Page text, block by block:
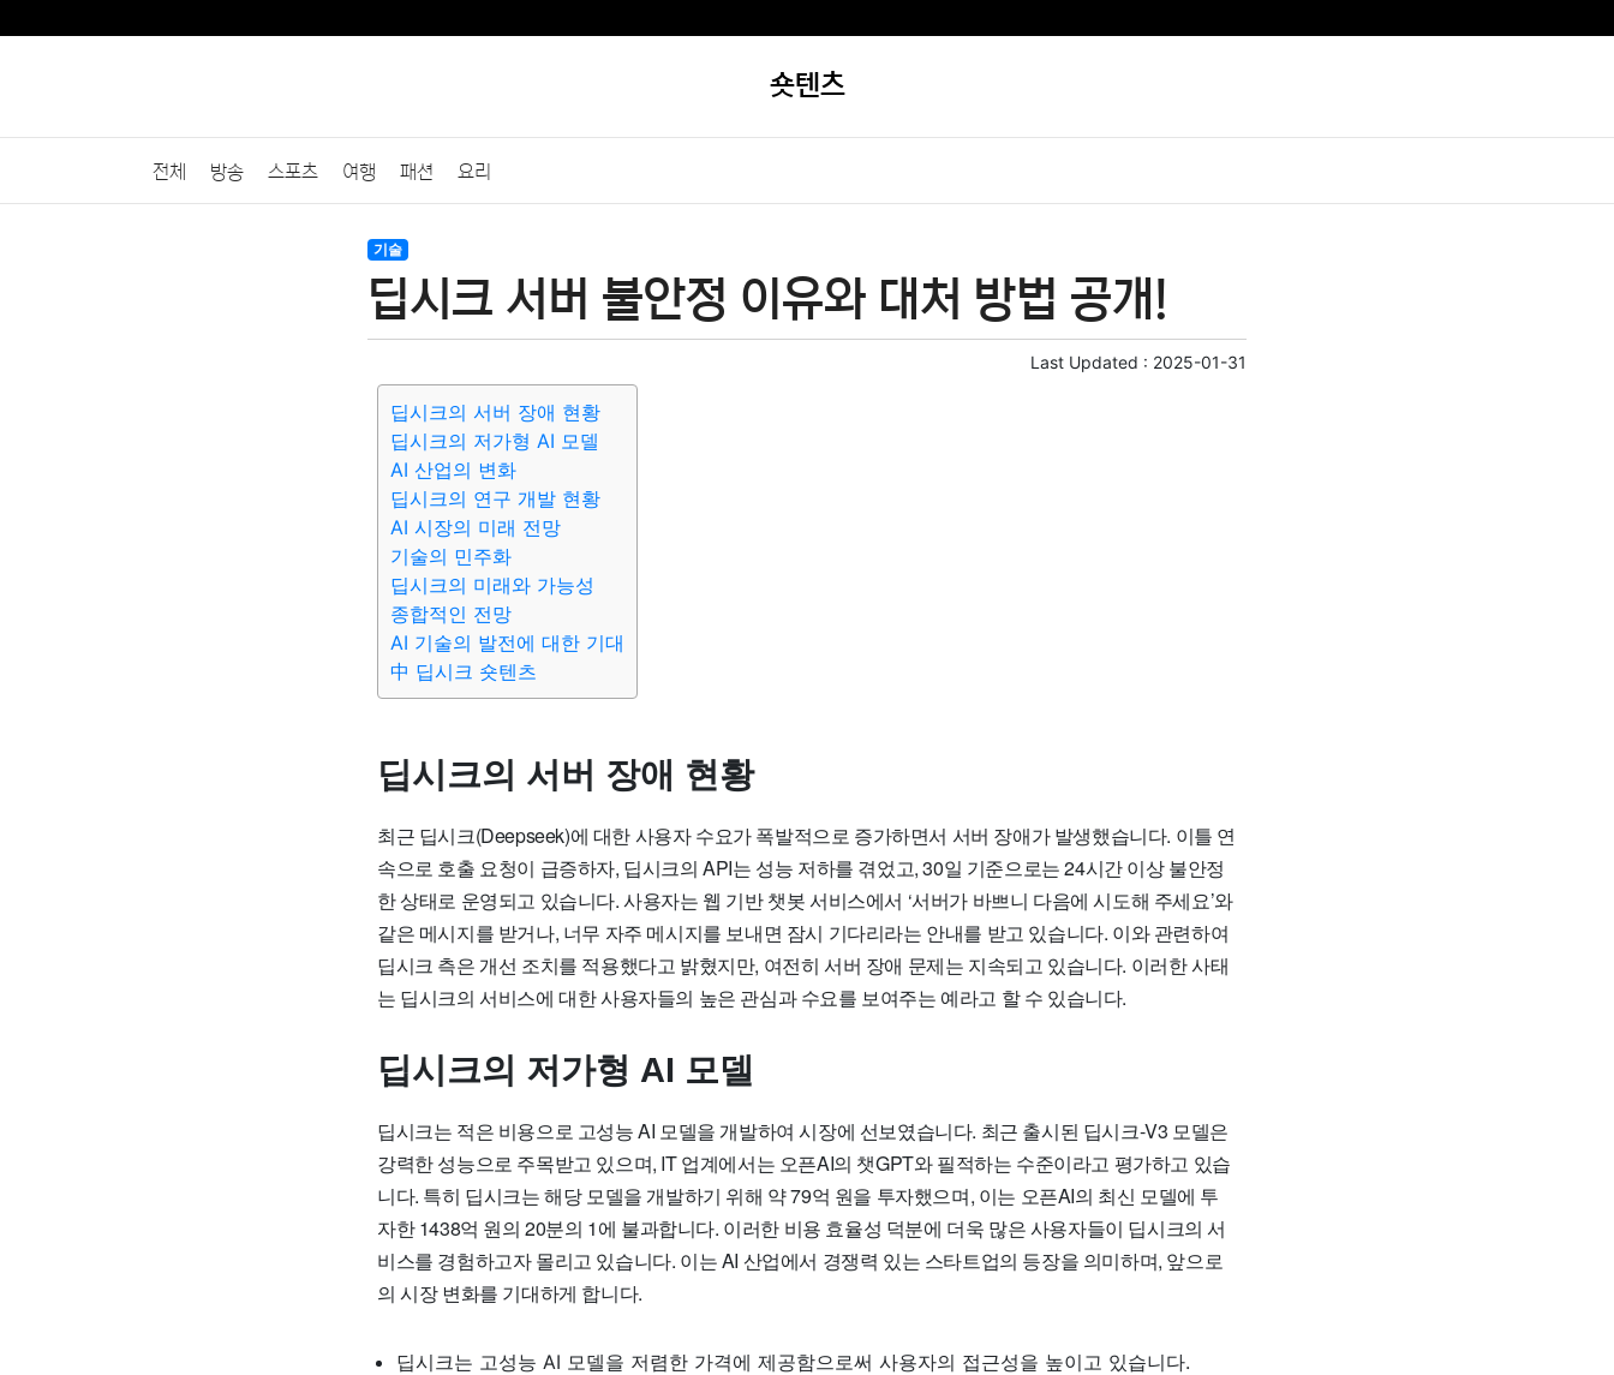
숏텐츠
전체 방송 스포츠 여행 패션 요리
기술
딥시크 서버 불안정 이유와 대처 방법 공개!
Last Updated : 2025-01-31
딥시크의 서버 장애 현황
딥시크의 저가형 AI 모델
AI 산업의 변화
딥시크의 연구 개발 현황
AI 시장의 미래 전망
기술의 민주화
딥시크의 미래와 가능성
종합적인 전망
AI 기술의 발전에 대한 기대
中 딥시크 숏텐츠
딥시크의 서버 장애 현황
최근 딥시크(Deepseek)에 대한 사용자 수요가 폭발적으로 증가하면서 서버 장애가 발생했습니다. 이틀 연
속으로 호출 요청이 급증하자, 딥시크의 API는 성능 저하를 겪었고, 30일 기준으로는 24시간 이상 불안정
한 상태로 운영되고 있습니다. 사용자는 웹 기반 챗봇 서비스에서 ‘서버가 바쁘니 다음에 시도해 주세요’와
같은 메시지를 받거나, 너무 자주 메시지를 보내면 잠시 기다리라는 안내를 받고 있습니다. 이와 관련하여
딥시크 측은 개선 조치를 적용했다고 밝혔지만, 여전히 서버 장애 문제는 지속되고 있습니다. 이러한 사태
는 딥시크의 서비스에 대한 사용자들의 높은 관심과 수요를 보여주는 예라고 할 수 있습니다.
딥시크의 저가형 AI 모델
딥시크는 적은 비용으로 고성능 AI 모델을 개발하여 시장에 선보였습니다. 최근 출시된 딥시크-V3 모델은
강력한 성능으로 주목받고 있으며, IT 업계에서는 오픈AI의 챗GPT와 필적하는 수준이라고 평가하고 있습
니다. 특히 딥시크는 해당 모델을 개발하기 위해 약 79억 원을 투자했으며, 이는 오픈AI의 최신 모델에 투
자한 1438억 원의 20분의 1에 불과합니다. 이러한 비용 효율성 덕분에 더욱 많은 사용자들이 딥시크의 서
비스를 경험하고자 몰리고 있습니다. 이는 AI 산업에서 경쟁력 있는 스타트업의 등장을 의미하며, 앞으로
의 시장 변화를 기대하게 합니다.
딥시크는 고성능 AI 모델을 저렴한 가격에 제공함으로써 사용자의 접근성을 높이고 있습니다.